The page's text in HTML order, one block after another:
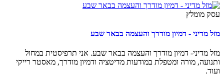
עסק מומלץ
מזל מדיני - דמיון מודרך והעצמה בבאר שבע
מזל מדיני- דמיון מודרך והעצמה בבאר שבע. אני תרפיסטית במחול
ותנועה, מורה ומטפלת במודעות מדיטציה ודמיון מודרך, מאסטר רייקי
ועוד.